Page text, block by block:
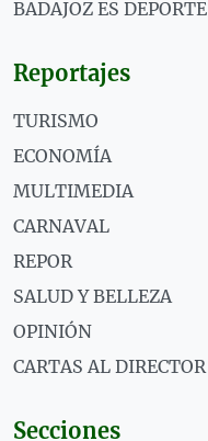
BADAJOZ ES DEPORTE
Reportajes
TURISMO
ECONOMÍA
MULTIMEDIA
CARNAVAL
REPOR
SALUD Y BELLEZA
OPINIÓN
CARTAS AL DIRECTOR
Secciones